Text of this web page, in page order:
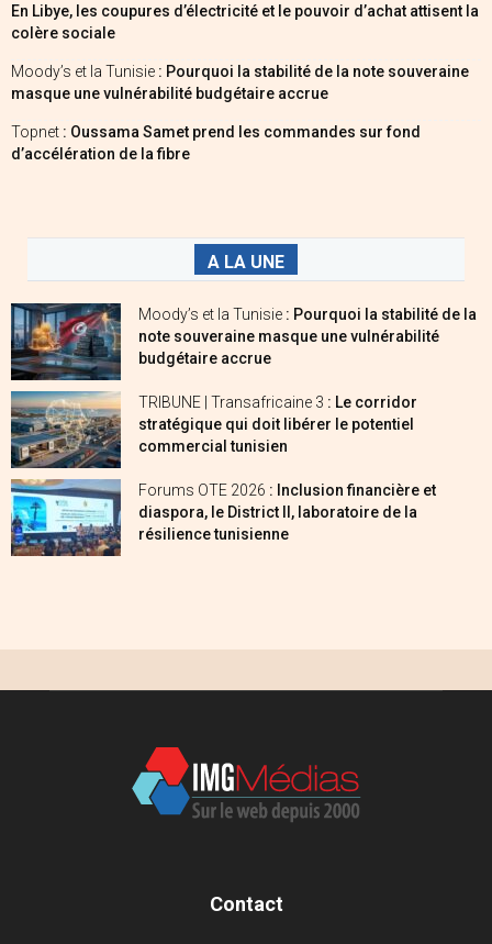
En Libye, les coupures d’électricité et le pouvoir d’achat attisent la
colère sociale
Moody’s et la Tunisie : Pourquoi la stabilité de la note souveraine
masque une vulnérabilité budgétaire accrue
Topnet : Oussama Samet prend les commandes sur fond
d’accélération de la fibre
A LA UNE
Moody’s et la Tunisie : Pourquoi la stabilité de la
note souveraine masque une vulnérabilité
budgétaire accrue
TRIBUNE | Transafricaine 3 : Le corridor
stratégique qui doit libérer le potentiel
commercial tunisien
Forums OTE 2026 : Inclusion financière et
diaspora, le District II, laboratoire de la
résilience tunisienne
Contact